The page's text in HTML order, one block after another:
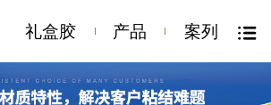
礼盒胶 产品 案列